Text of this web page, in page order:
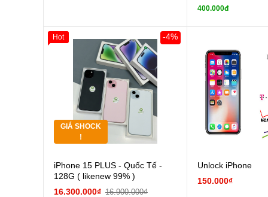
các Phụ Kiện Khác
400.000đ
GIÁ SHOCK
!
Giảm 100.000đ
Khách Hàng
Tặng
Cường lực 10D full
màn
tai nghe iPhone 6S
iPhone 15 PLUS - Quốc Tế -
128G ( likenew 99% )
16.300.000₫ 16.900.000₫
-4%
Hot
Unlock iPhone
150.000₫